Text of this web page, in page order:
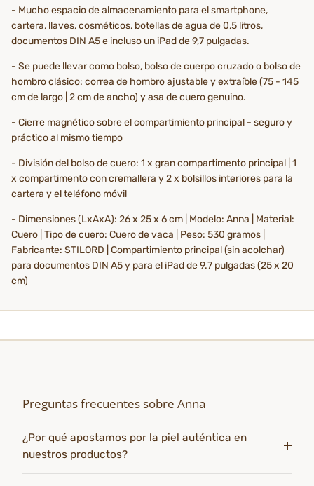
- Mucho espacio de almacenamiento para el smartphone,
cartera, llaves, cosméticos, botellas de agua de 0,5 litros,
documentos DIN A5 e incluso un iPad de 9,7 pulgadas.
- Se puede llevar como bolso, bolso de cuerpo cruzado o bolso de
hombro clásico: correa de hombro ajustable y extraíble (75 - 145
cm de largo | 2 cm de ancho) y asa de cuero genuino.
- Cierre magnético sobre el compartimiento principal - seguro y
práctico al mismo tiempo
- División del bolso de cuero: 1 x gran compartimento principal | 1
x compartimento con cremallera y 2 x bolsillos interiores para la
cartera y el teléfono móvil
- Dimensiones (LxAxA): 26 x 25 x 6 cm | Modelo: Anna | Material:
Cuero | Tipo de cuero: Cuero de vaca | Peso: 530 gramos |
Fabricante: STILORD | Compartimiento principal (sin acolchar)
para documentos DIN A5 y para el iPad de 9.7 pulgadas (25 x 20
cm)
Preguntas frecuentes sobre Anna
¿Por qué apostamos por la piel auténtica en
nuestros productos?